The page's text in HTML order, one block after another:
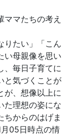
りたい」「こん
い母親像を思い
、毎日子育てに
と気づくことが
が、想像以上に
た理想の姿にな
ちからのはげま
05日時点の情